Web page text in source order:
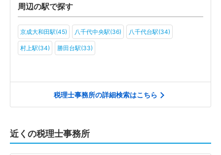
周辺の駅で探す
京成大和田駅(45) 八千代中央駅(36) 八千代台駅(34)
村上駅(34) 勝田台駅(33)
税理士事務所の詳細検索はこちら
近くの税理士事務所